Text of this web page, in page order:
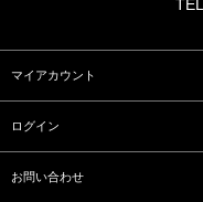
マイアカウント
ログイン
お問い合わせ